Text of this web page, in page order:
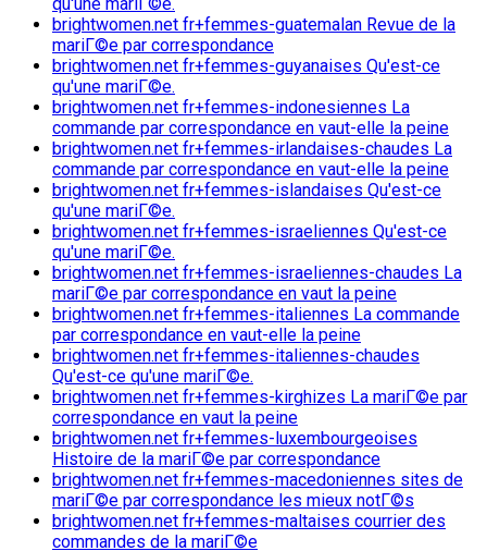
brightwomen.net fr+femmes-guatemalan Revue de la
mariГ©e par correspondance
brightwomen.net fr+femmes-guyanaises Qu'est-ce
qu'une mariГ©e.
brightwomen.net fr+femmes-indonesiennes La
commande par correspondance en vaut-elle la peine
brightwomen.net fr+femmes-irlandaises-chaudes La
commande par correspondance en vaut-elle la peine
brightwomen.net fr+femmes-islandaises Qu'est-ce
qu'une mariГ©e.
brightwomen.net fr+femmes-israeliennes Qu'est-ce
qu'une mariГ©e.
brightwomen.net fr+femmes-israeliennes-chaudes La
mariГ©e par correspondance en vaut la peine
brightwomen.net fr+femmes-italiennes La commande
par correspondance en vaut-elle la peine
brightwomen.net fr+femmes-italiennes-chaudes
Qu'est-ce qu'une mariГ©e.
brightwomen.net fr+femmes-kirghizes La mariГ©e par
correspondance en vaut la peine
brightwomen.net fr+femmes-luxembourgeoises
Histoire de la mariГ©e par correspondance
brightwomen.net fr+femmes-macedoniennes sites de
mariГ©e par correspondance les mieux notГ©s
brightwomen.net fr+femmes-maltaises courrier des
commandes de la mariГ©e